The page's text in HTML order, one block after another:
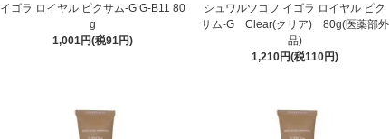
イゴラ ロイヤル ピクサム-G G-B11 80
g
1,001円(税91円)
シュワルツコフ イゴラ ロイヤル ピク
サム-G Clear(クリア) 80g(医薬部外
品)
1,210円(税110円)